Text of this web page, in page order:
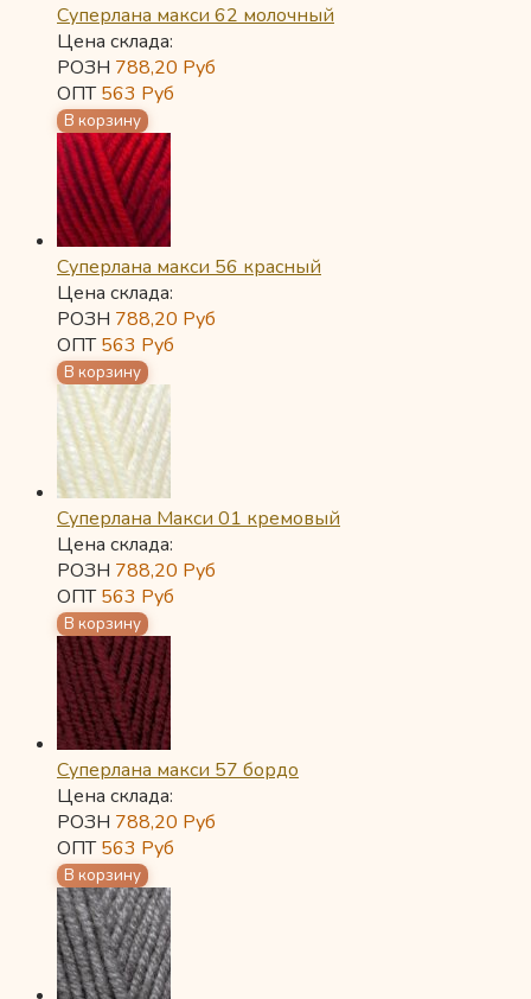
Суперлана макси 62 молочный
Цена склада:
РОЗН 788,20 Руб
ОПТ563 Руб
Суперлана макси 56 красный
Цена склада:
РОЗН 788,20 Руб
ОПТ563 Руб
Суперлана Макси 01 кремовый
Цена склада:
РОЗН 788,20 Руб
ОПТ563 Руб
Суперлана макси 57 бордо
Цена склада:
РОЗН 788,20 Руб
ОПТ563 Руб